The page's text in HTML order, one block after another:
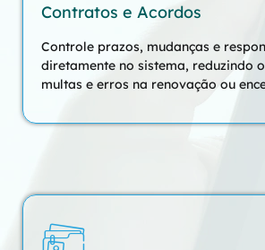
Contratos e Acordos
Controle prazos, mudanças e
diretamente no sistema, reduzindo
multas e erros na renovação ou